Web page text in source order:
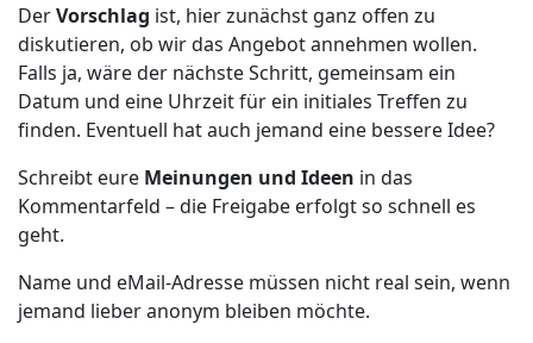
DerVorschlag ist, hier zunächst ganz offen zu
diskutieren, ob wir das Angebot annehmen wollen.
Falls ja, wäre der nächste Schritt, gemeinsam ein
Datum und eine Uhrzeit für ein initiales Treffen zu
finden. Eventuell hat auch jemand eine bessere Idee?
Schreibt eure Meinungen und Ideen in das
Kommentarfeld – die Freigabe erfolgt so schnell es
geht.
Name und eMail-Adresse müssen nicht real sein, wenn
jemand lieber anonym bleiben möchte.